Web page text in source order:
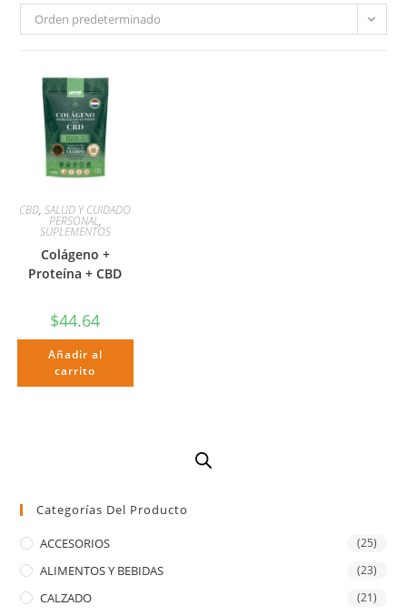
Orden predeterminado
CBD,SALUD Y CUIDADO
PERSONAL,
SUPLEMENTOS
Colágeno +
Proteína + CBD
$44.64
Añadir al
carrito
Categorías Del Producto
ACCESORIOS (25)
ALIMENTOS Y BEBIDAS (23)
CALZADO (21)